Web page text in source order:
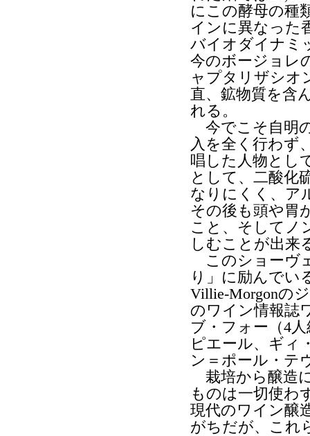
にこの酵母の種
インに異なった
バイオダイナミ
今のボージョレ
ャプタリザシオ
直、鉱物質を含
れる。
今でこそ自明
入を全く行わず
唱した人物とし
として、二酸化
なりにくく、ア
その後も頭や胃
こと、そしてノ
しむことが出来
このショーヴ
り」に励んでい
Villie-Morgonの
のワイン情報誌
ブ・フォー（4
ピエール、ギィ
ン＝ポール・テ
栽培から醸造
ものは一切使わ
現代のワイン醸
がちだが、これ